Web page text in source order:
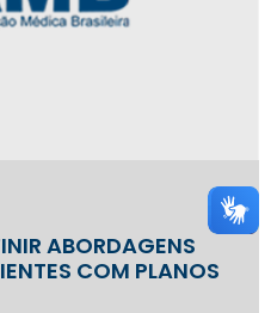
ABORDAGENS
COM PLANOS